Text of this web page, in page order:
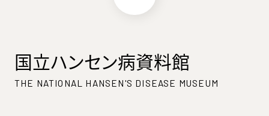
国立ハンセン病資料館
THE NATIONAL HANSEN'S DISEASE MUSEUM